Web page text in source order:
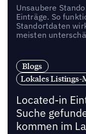
Unsaubere
Einträge. So
Standortdaten
meisten
Blogs
Lokales Listings-
Located-in
Suche
kommen im